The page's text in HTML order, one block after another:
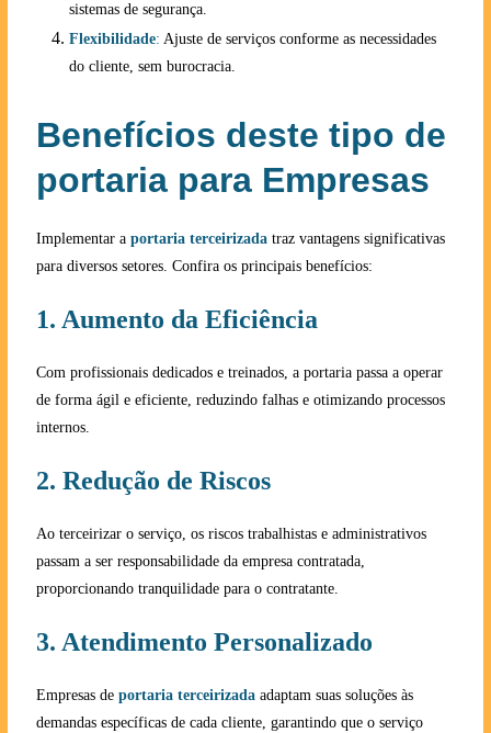
sistemas de segurança.
Flexibilidade: Ajuste de serviços conforme as necessidades
do cliente, sem burocracia.
Benefícios deste tipo de
portaria para Empresas
Implementar a portaria terceirizadatraz vantagens significativas
para diversos setores. Confira os principais benefícios:
1. Aumento da Eficiência
Com profissionais dedicados e treinados, a portaria passa a operar
de forma ágil e eficiente, reduzindo falhas e otimizando processos
internos.
2. Redução de Riscos
Ao terceirizar o serviço, os riscos trabalhistas e administrativos
passam a ser responsabilidade da empresa contratada,
proporcionando tranquilidade para o contratante.
3. Atendimento Personalizado
Empresas de portaria terceirizadaadaptam suas soluções às
demandas específicas de cada cliente, garantindo que o serviço